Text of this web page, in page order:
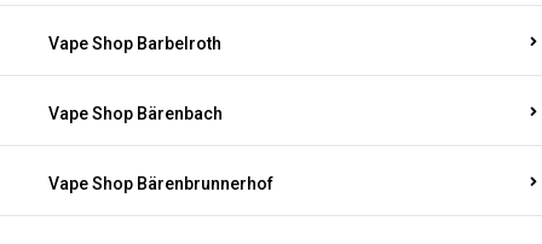
Vape Shop Barbelroth
Vape Shop Bärenbach
Vape Shop Bärenbrunnerhof